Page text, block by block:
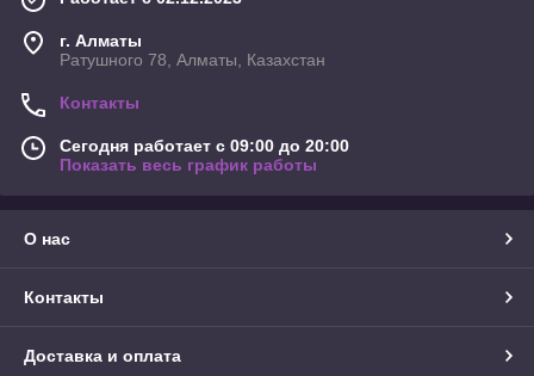
г. Алматы
Ратушного 78, Алматы, Казахстан
Контакты
Сегодня работает с 09:00 до 20:00
Показать весь график работы
О нас
Контакты
Доставка и оплата